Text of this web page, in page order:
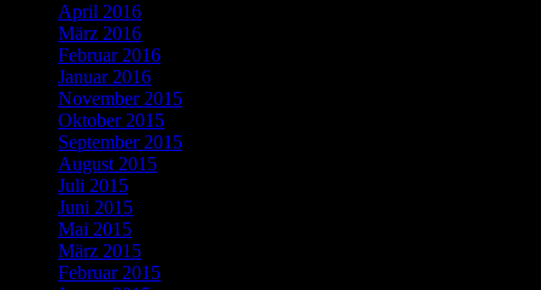
April 2016
März 2016
Februar 2016
Januar 2016
November 2015
Oktober 2015
September 2015
August 2015
Juli 2015
Juni 2015
Mai 2015
März 2015
Februar 2015